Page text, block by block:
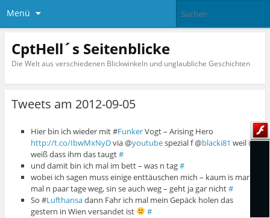
Menü
CptHell´s Seitenblicke
Die Welt aus verschiedenen Blickwinkeln und unglaubliche Geschichten
Tweets am 2012-09-05
Hier bin ich wieder mit #FunkerVogt – Arising Hero
http://t.co/IbwMxNyDvia @youtubespezial f @blacki81 weil i
weiß dass ihm das taugt#
und damit bin ich mal im bett – was n tag#
wobei ich sagen muss einige enttäuschen mich – kaum is man
mal n paar tage weg, sin se auch weg – geht ja gar nicht#
So #Lufthansadann Fahr ich mal mein Gepäck holen das
gestern in Wien versandet ist
#